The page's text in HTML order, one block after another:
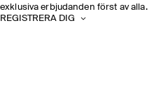
exklusiva erbjudanden först av alla.
REGISTRERA DIG